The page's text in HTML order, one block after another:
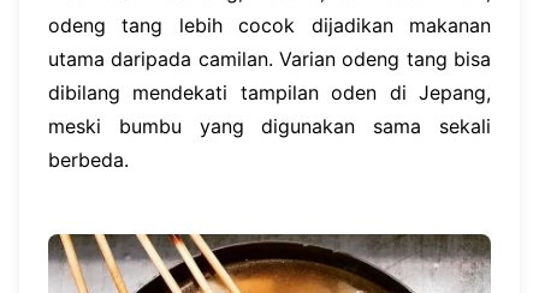
odeng tang lebih cocok dijadikan makanan
utama daripada camilan. Varian odeng tang bisa
dibilang mendekati tampilan oden di Jepang,
meski bumbu yang digunakan sama sekali
berbeda.